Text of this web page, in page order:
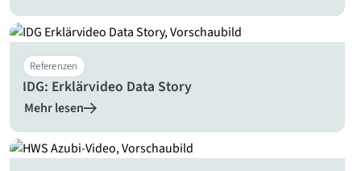
Referenzen
IDG: Erklärvideo Data Story
Mehr lesen